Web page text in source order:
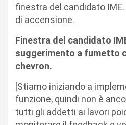
finestra del candidato
di accensione.
Finestra del candidato
suggerimento a fumetto
chevron.
[Stiamo iniziando a
funzione, quindi non è
tutti gli addetti ai lavori